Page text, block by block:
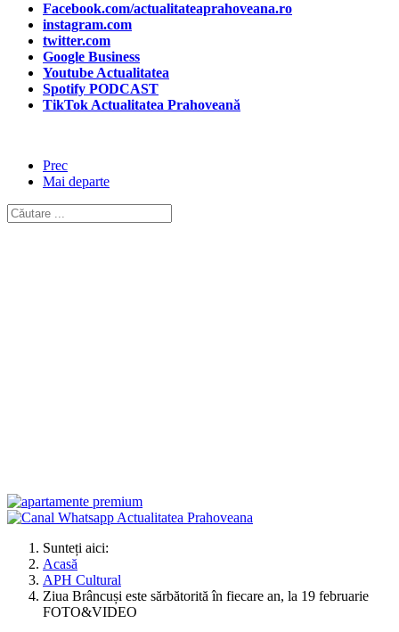
Facebook.com/actualitateaprahoveana.ro
instagram.com
twitter.com
Google Business
Youtube Actualitatea
Spotify PODCAST
TikTok Actualitatea Prahoveană
Prec
Mai departe
Sunteți aici:
Acasă
APH Cultural
Ziua Brâncuși este sărbătorită în fiecare an, la 19 februarie
FOTO&VIDEO